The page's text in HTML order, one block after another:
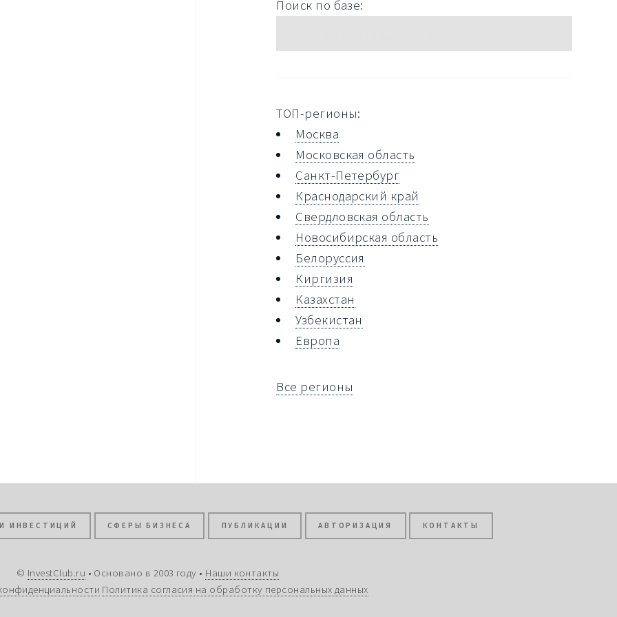
Поиск по базе:
ТОП-регионы:
Москва
Московская область
Санкт-Петербург
Краснодарский край
Свердловская область
Новосибирская область
Белоруссия
Киргизия
Казахстан
Узбекистан
Европа
Все регионы
ИНВЕСТИЦИЙ СФЕРЫ БИЗНЕСА ПУБЛИКАЦИИ АВТОРИЗАЦИЯ КОНТАКТЫ
© InvestClub.ru • Основано в 2003 году • Наши контакты
Политика согласия на обработку персональных данных